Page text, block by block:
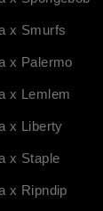
x Smurfs
x Palermo
x Lemlem
x Liberty
x Staple
x Ripndip